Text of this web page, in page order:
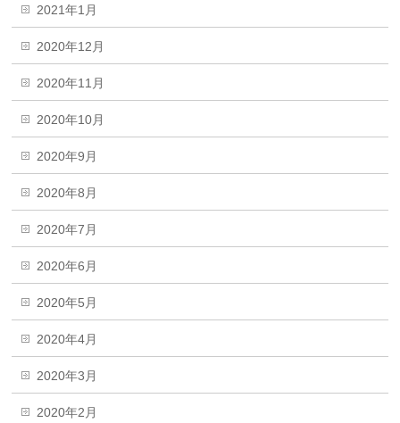
2021年1月
2020年12月
2020年11月
2020年10月
2020年9月
2020年8月
2020年7月
2020年6月
2020年5月
2020年4月
2020年3月
2020年2月